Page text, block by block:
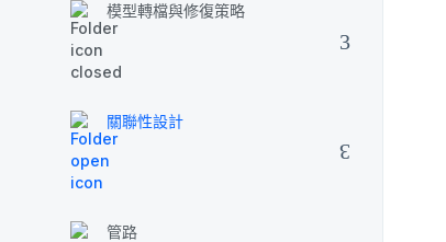
模型轉檔與修復策略
關聯性設計
管路